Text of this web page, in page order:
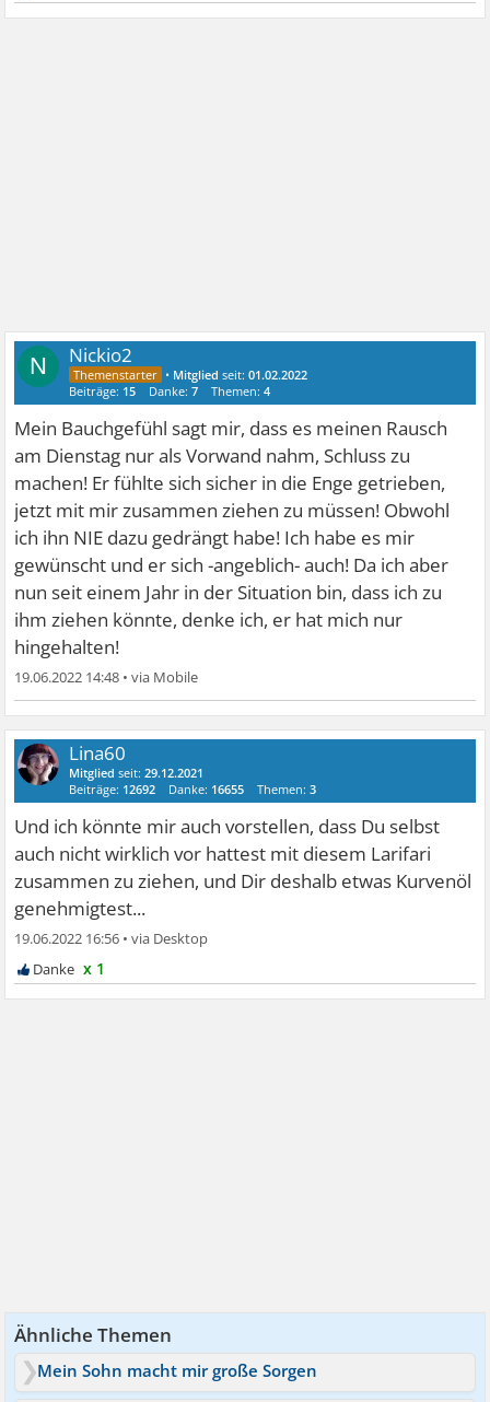
N Nickio2
• Mitglied seit:01.02.2022
Beiträge: 15 Danke:7 Themen:4
Mein Bauchgefühl sagt mir, dass es meinen Rausch
am Dienstag nur als Vorwand nahm, Schluss zu
machen! Er fühlte sich sicher in die Enge getrieben,
jetzt mit mir zusammen ziehen zu müssen! Obwohl
ich ihn NIE dazu gedrängt habe! Ich habe es mir
gewünscht und er sich -angeblich- auch! Da ich aber
nun seit einem Jahr in der Situation bin, dass ich zu
ihm ziehen könnte, denke ich, er hat mich nur
hingehalten!
19.06.2022 14:48 •
Lina60
Mitglied seit:29.12.2021
Beiträge: 12692 Danke: 16655 Themen:3
Und ich könnte mir auch vorstellen, dass Du selbst
auch nicht wirklich vor hattest mit diesem Larifari
zusammen zu ziehen, und Dir deshalb etwas Kurvenöl
genehmigtest...
19.06.2022 16:56 •
x 1
Ähnliche Themen
Mein Sohn macht mir große Sorgen